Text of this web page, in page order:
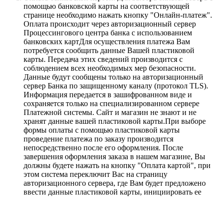
помощью банковской карты на соответствующей
странице необходимо нажать кнопку "Онлайн-платеж".
Оплата происходит через авторизационный сервер
Процессингового центра банка с использованием
банковских картДля осуществления платежа Вам
потребуется сообщить данные Вашей пластиковой
карты. Передача этих сведений производится с
соблюдением всех необходимых мер безопасности.
Данные будут сообщены только на авторизационный
сервер Банка по защищенному каналу (протокол TLS).
Информация передается в зашифрованном виде и
сохраняется только на специализированном сервере
Платежной системы. Сайт и магазин не знают и не
хранят данные вашей пластиковой карты.При выборе
формы оплаты с помощью пластиковой карты
проведение платежа по заказу производится
непосредственно после его оформления. После
завершения оформления заказа в нашем магазине, Вы
должны будете нажать на кнопку "Оплата картой", при
этом система переключит Вас на страницу
авторизационного сервера, где Вам будет предложено
ввести данные пластиковой карты, инициировать ее